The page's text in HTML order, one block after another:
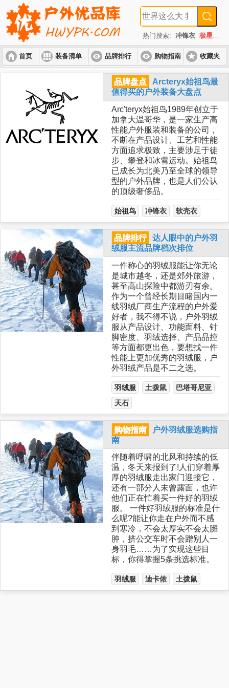
热门搜索: 冲锋衣 极星
首页 装备清单 品牌排行 购物指南
入门套装 进阶套装 高端套装
收藏夹
品牌盘点
Arcteryx始祖鸟最
值得买的户外装备大盘点
Arc'teryx始祖鸟1989年创立于
加拿大温哥华，是一家生产高
性能户外服装和装备的公司，
不断在产品设计、工艺和性能
方面追求极致，主要涉足于徒
步、攀登和冰雪运动。始祖鸟
已成长为北美乃至全球的领导
型的户外品牌，也是人们公认
的顶级奢侈品。
始祖鸟 冲锋衣 软壳衣
品牌排行
达人眼中的户外羽
绒服主流品牌档次排位
一件称心的羽绒服能让你无论
是城市越冬，还是郊外旅游，
甚至高山探险中都游刃有余。
作为一个曾经长期目睹国内一
线羽绒厂商生产流程的户外爱
好者，我不得不说，户外羽绒
服从产品设计、功能面料、针
脚密度、羽绒选择、产品品控
等方面都更出色，要想找一件
性能上更加优秀的羽绒服，户
外羽绒产品是不二之选。
羽绒服 土拨鼠
巴塔哥尼亚
天石
购物指南
户外羽绒服选购指
南
伴随着呼啸的北风和持续的低
温，冬天来报到了!人们穿着厚
厚的羽绒服走出家门迎接它，
还有一部分人未曾露面，也许
他们正在忙着买一件好的羽绒
服。 一件好羽绒服的标准是什
么呢?能让你走在户外而不感
到寒冷，不会太厚实不会太臃
肿，挤公交车时不会蹭别人一
身羽毛……为了实现这些目
标，你得掌握5条挑选标准。
羽绒服 迪卡侬 土拨鼠